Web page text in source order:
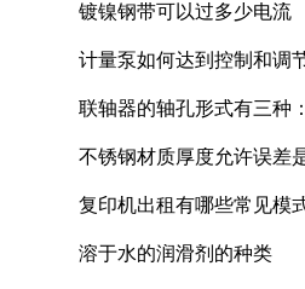
镀镍钢带可以过多少电流
计量泵如何达到控制和调
联轴器的轴孔形式有三种
不锈钢材质厚度允许误差
复印机出租有哪些常见模
溶于水的润滑剂的种类